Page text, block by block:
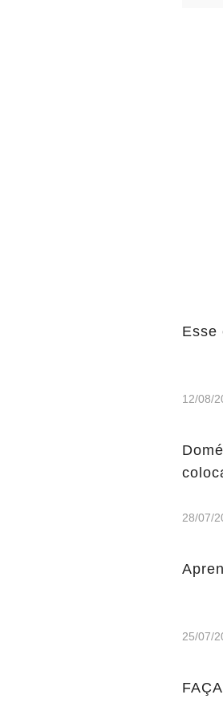
Esse
12/08/
28/07/
25/07/